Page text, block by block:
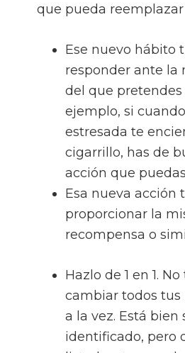
que pueda
Ese nuevo hábito
responder ante la
del que
ejemplo, si
estresada te
cigarrillo, has de
acción que
Esa nueva acción
proporcionar la
recompensa o
Hazlo de 1 en 1.
cambiar todos tus
a la vez. Está bien
identificado, pero